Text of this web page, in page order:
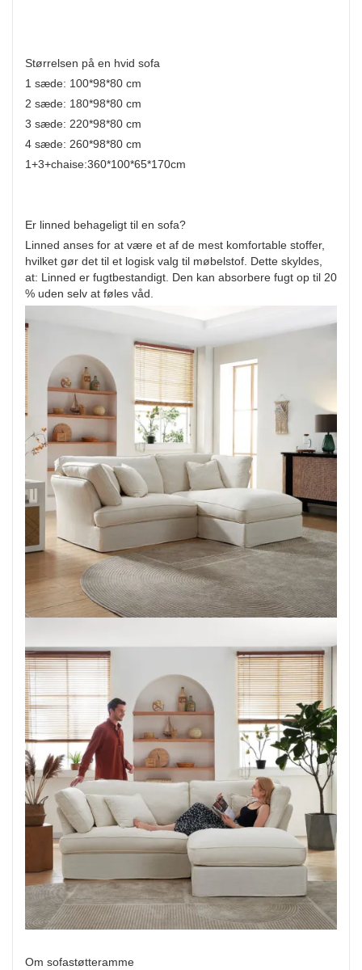
Størrelsen på en hvid sofa
1 sæde: 100*98*80 cm
2 sæde: 180*98*80 cm
3 sæde: 220*98*80 cm
4 sæde: 260*98*80 cm
1+3+chaise:360*100*65*170cm
Er linned behageligt til en sofa?
Linned anses for at være et af de mest komfortable stoffer,
hvilket gør det til et logisk valg til møbelstof. Dette skyldes,
at: Linned er fugtbestandigt. Den kan absorbere fugt op til 20
% uden selv at føles våd.
Om sofastøtteramme